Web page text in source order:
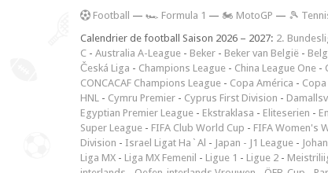
Football — 🏎️ Formula 1 — 🏍 MotoGP — 🎾
Calendrier de football Saison 2026 – 2027: 2.
C - Australia A-League - Beker - Beker van België -
Česká Liga - Champions League - China League One -
CONCACAF Champions League - Copa América -
HNL - Cymru Premier - Cyprus First Division -
Egyptian Premier League - Ekstraklasa - Eliteserien -
Super League - FIFA Club World Cup - FIFA Women's
Division - Israel Ligat Ha`Al - Japan - J1 League -
Liga MX - Liga MX Femenil - Ligue 1 - Ligue 2 -